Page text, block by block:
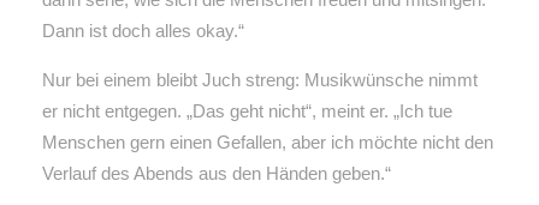
Dann ist doch alles okay.“
Nur bei einem bleibt Juch streng: Musikwünsche nimmt
er nicht entgegen. „Das geht nicht“, meint er. „Ich tue
Menschen gern einen Gefallen, aber ich möchte nicht den
Verlauf des Abends aus den Händen geben.“